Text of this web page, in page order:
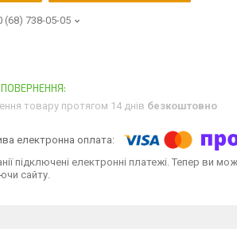
(68) 738-05-05
товару протягом 14 днів безкоштовно
підключені електронні платежі. Тепер ви
сайту.